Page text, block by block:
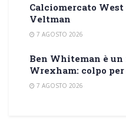
Calciomercato West
Veltman
7 AGOSTO 2026
Ben Whiteman è
Wrexham: colpo
7 AGOSTO 2026